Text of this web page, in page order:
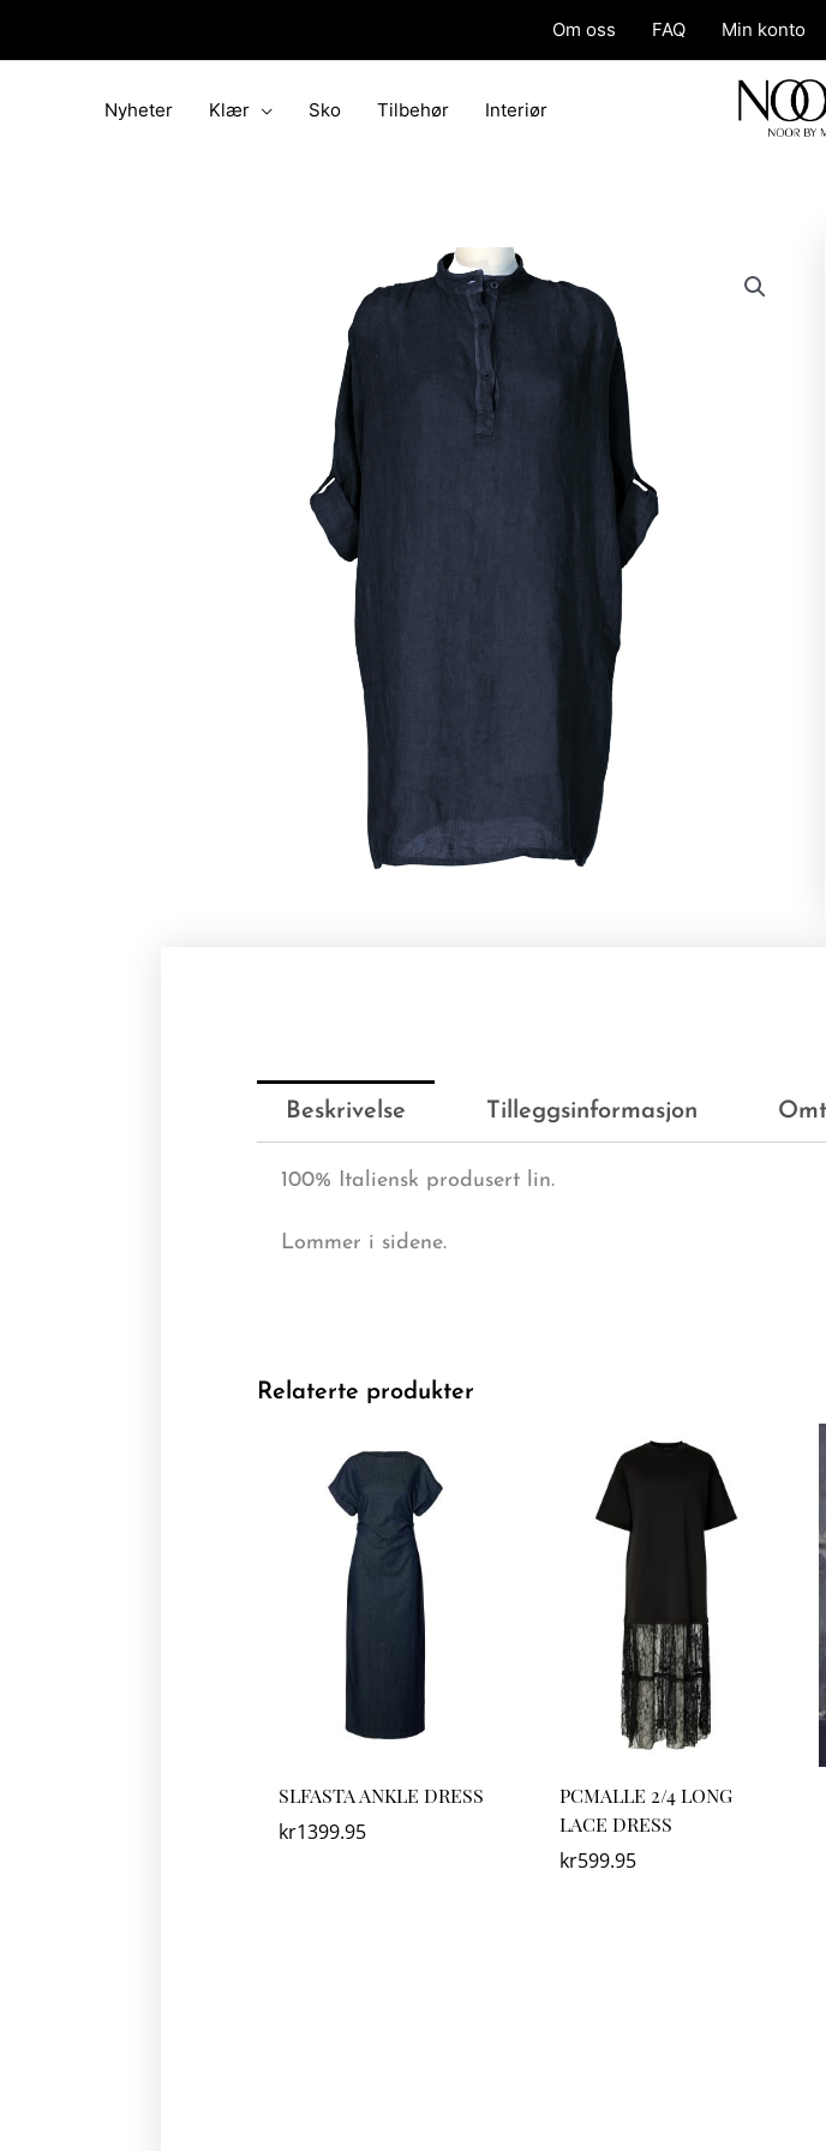
Om oss FAQ Min konto
Nyheter Klær Sko Tilbehør Interiør
Beskrivelse Tilleggsinformasjon
100% Italiensk produsert lin.
Lommer i sidene.
Relaterte produkter
SLFASTA ANKLE DRESS
kr1399.95
PCMALLE 2/4 LONG
LACE DRESS
kr599.95